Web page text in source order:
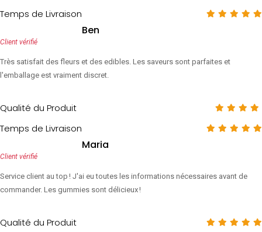
Temps de Livraison
Ben
Client vérifié
Très satisfait des fleurs et des edibles. Les saveurs sont parfaites et
l'emballage est vraiment discret.
Qualité du Produit
Temps de Livraison
Maria
Client vérifié
Service client au top ! J'ai eu toutes les informations nécessaires avant de
commander. Les gummies sont délicieux !
Qualité du Produit